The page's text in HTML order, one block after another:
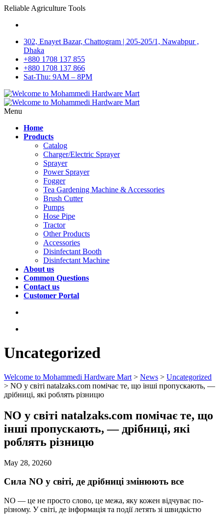
Reliable Agriculture Tools
302, Enayet Bazar, Chattogram | 205-205/1, Nawabpur ,
Dhaka
+880 1708 137 855
+880 1708 137 866
Sat-Thu: 9AM – 8PM
Menu
Home
Products
Catalog
Charger/Electric Sprayer
Sprayer
Power Sprayer
Fogger
Tea Gardening Machine & Accessories
Brush Cutter
Pumps
Hose Pipe
Tractor
Other Products
Accessories
Disinfectant Booth
Disinfectant Machine
About us
Common Questions
Contact us
Customer Portal
Uncategorized
Welcome to Mohammedi Hardware Mart > News > Uncategorized
> NO у світі natalzaks.com помічає те, що інші пропускають, —
дрібниці, які роблять різницю
NO у світі natalzaks.com помічає те, що
інші пропускають, — дрібниці, які
роблять різницю
May 28, 20260
Сила NO у світі, де дрібниці змінюють все
NO — це не просто слово, це межа, яку кожен відчуває по-
різному. У світі, де інформація та події летять зі швидкістю